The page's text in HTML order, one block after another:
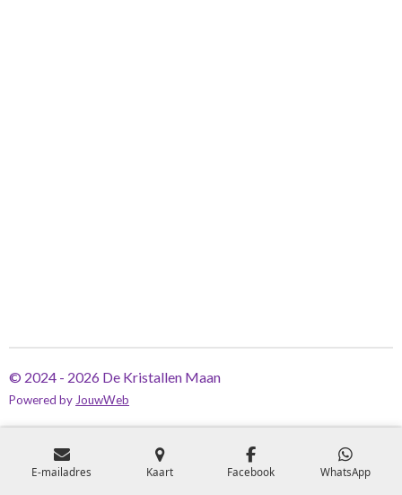
© 2024 - 2026 De Kristallen Maan
Powered by JouwWeb
E-mailadres Kaart Facebook WhatsApp